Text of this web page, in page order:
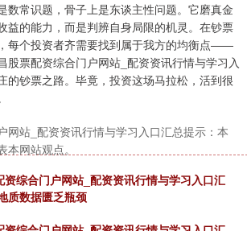
数常识题，骨子上是东谈主性问题。它磨真金
益的能力，而是判辨自身局限的机灵。在钞票
每个投资者齐需要找到属于我方的均衡点——
股票配资综合门户网站_配资资讯行情与学习入
的钞票之路。毕竟，投资这场马拉松，活到很
网站_配资资讯行情与学习入口汇总提示：本
网站观点。
资综合门户网站_配资资讯行情与学习入口汇
质数据匮乏瓶颈